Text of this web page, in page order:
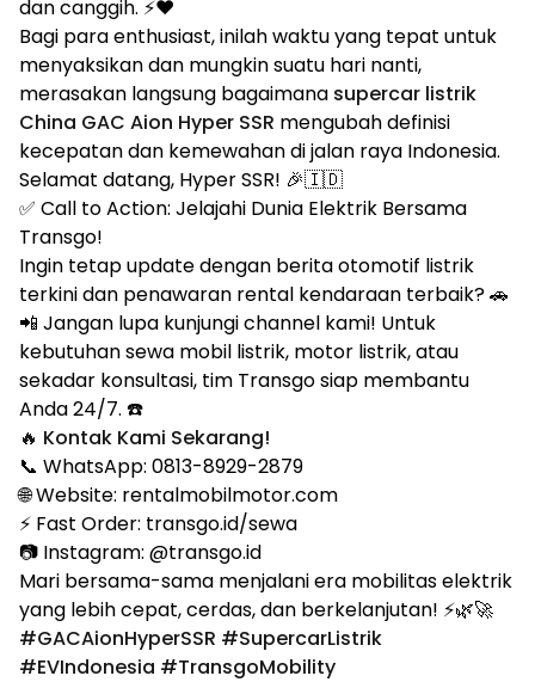
dan canggih. ⚡❤️
Bagi para enthusiast, inilah waktu yang tepat untuk
menyaksikan dan mungkin suatu hari nanti,
merasakan langsung bagaimana supercar listrik
China GAC Aion Hyper SSR mengubah definisi
kecepatan dan kemewahan di jalan raya Indonesia.
Selamat datang, Hyper SSR! 🎉🇮🇩
✅ Call to Action: Jelajahi Dunia Elektrik Bersama
Transgo!
Ingin tetap update dengan berita otomotif listrik
terkini dan penawaran rental kendaraan terbaik? 🚗
📲 Jangan lupa kunjungi channel kami! Untuk
kebutuhan sewa mobil listrik, motor listrik, atau
sekadar konsultasi, tim Transgo siap membantu
Anda 24/7. ☎️
🔥 Kontak Kami Sekarang!
📞 WhatsApp: 0813-8929-2879
🌐 Website: rentalmobilmotor.com
⚡ Fast Order: transgo.id/sewa
📷 Instagram: @transgo.id
Mari bersama-sama menjalani era mobilitas elektrik
yang lebih cepat, cerdas, dan berkelanjutan! ⚡🌿🚀
#GACAionHyperSSR #SupercarListrik
#EVIndonesia #TransgoMobility